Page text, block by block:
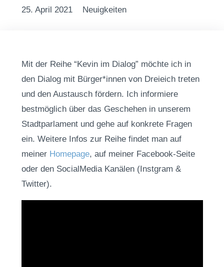
25. April 2021 Neuigkeiten
Mit der Reihe “Kevin im Dialog” möchte ich in
den Dialog mit Bürger*innen von Dreieich treten
und den Austausch fördern. Ich informiere
bestmöglich über das Geschehen in unserem
Stadtparlament und gehe auf konkrete Fragen
ein. Weitere Infos zur Reihe findet man auf
meiner Homepage, auf meiner Facebook-Seite
oder den SocialMedia Kanälen (Instgram &
Twitter).